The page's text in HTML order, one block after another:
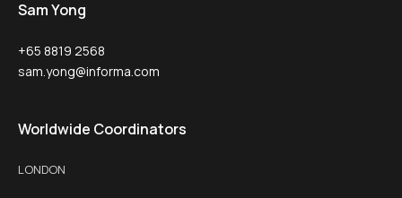
Sam Yong
+65 8819 2568
sam.yong@informa.com
Worldwide Coordinators
LONDON